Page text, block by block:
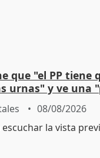
que "el PP tiene
urnas" y ve una
08/08/2026